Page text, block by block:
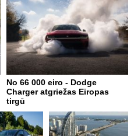
No 66 000 eiro - Dodge
Charger atgriežas Eiropas
tirgū